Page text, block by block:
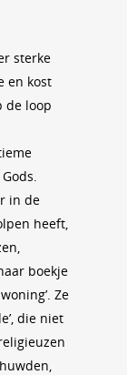
sterke
en kost
de loop
in de
heeft,
boekje
Ze
die niet